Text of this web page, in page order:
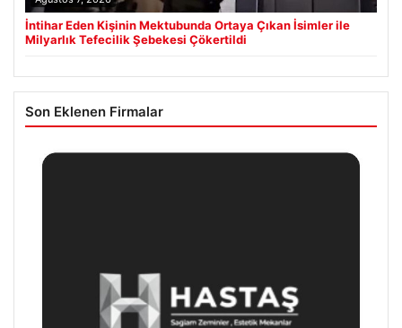
İntihar Eden Kişinin Mektubunda Ortaya Çıkan İsimler ile
Milyarlık Tefecilik Şebekesi Çökertildi
Son Eklenen Firmalar